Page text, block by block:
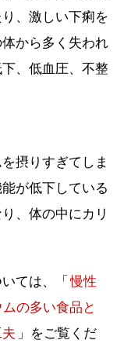
、激しい下痢を
から多く失われ
、低血圧、不整
摂りすぎてしま
が低下している
、体の中にカリ
ては、「 慢性
の多い食品と
」をご覧くだ